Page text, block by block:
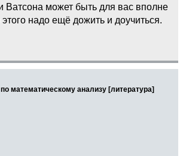
Ватсона может быть для вас вполне
надо ещё дожить и доучиться.
математическому анализу [литература]